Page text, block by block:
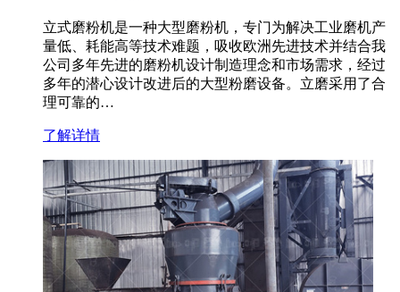
立式磨粉机是一种大型磨粉机，专门为解决工业磨机产
量低、耗能高等技术难题，吸收欧洲先进技术并结合我
公司多年先进的磨粉机设计制造理念和市场需求，经过
多年的潜心设计改进后的大型粉磨设备。立磨采用了合
理可靠的…
了解详情